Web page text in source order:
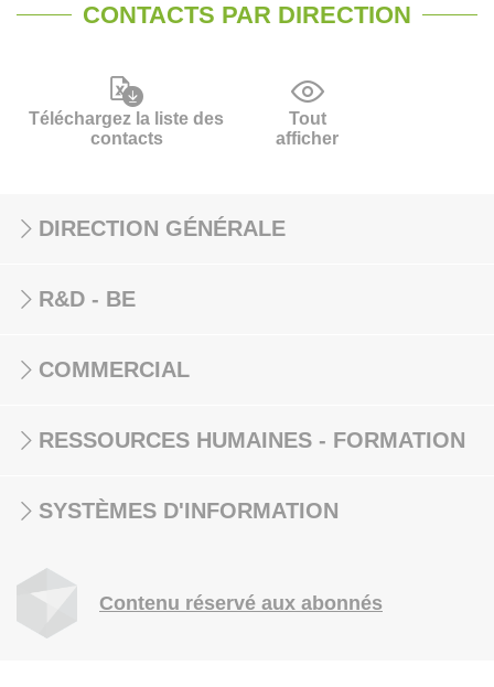
CONTACTS PAR DIRECTION
Téléchargez la liste des
contacts
Tout
afficher
DIRECTION GÉNÉRALE
R&D - BE
COMMERCIAL
RESSOURCES HUMAINES - FORMATION
SYSTÈMES D'INFORMATION
Contenu réservé aux abonnés